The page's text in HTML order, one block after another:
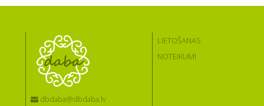
dbdaba@dbdaba.lv
LIETOŠANAS
NOTEIKUMI